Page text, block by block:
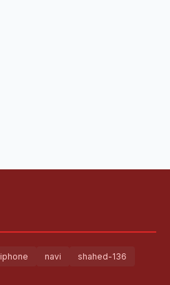
iphone navi
shahed-136